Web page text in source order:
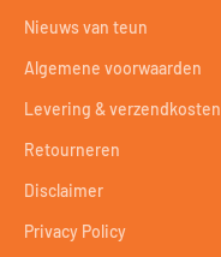
Nieuws van teun
Algemene voorwaarden
Levering & verzendkosten
Retourneren
Disclaimer
Privacy Policy